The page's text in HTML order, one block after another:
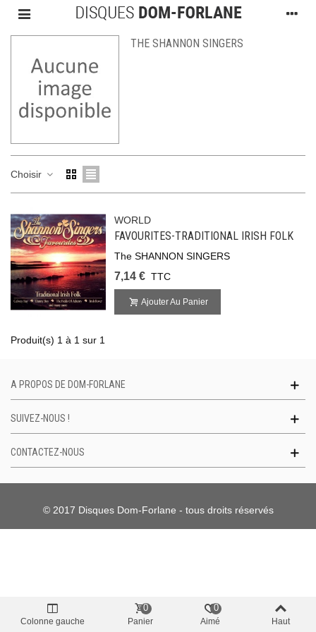
THE SHANNON SINGERS
Choisir
WORLD
FAVOURITES-TRADITIONAL IRISH FOLK
The SHANNON SINGERS
7,14 € TTC
Ajouter Au Panier
Produit(s) 1 à 1 sur 1
A PROPOS DE DOM-FORLANE
SUIVEZ-NOUS !
CONTACTEZ-NOUS
© 2017 Disques Dom-Forlane - tous droits réservés
Colonne gauche Panier
0
Aimé
0
Haut